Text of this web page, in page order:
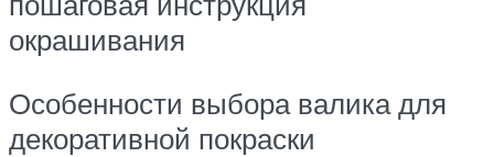
окрашивания
Особенности выбора валика для
декоративной покраски